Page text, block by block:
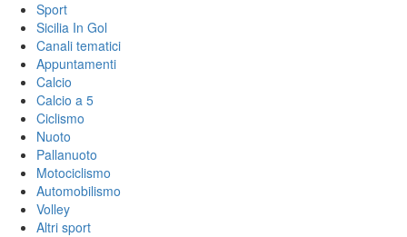
Sport
Sicilia In Gol
Canali tematici
Appuntamenti
Calcio
Calcio a 5
Ciclismo
Nuoto
Pallanuoto
Motociclismo
Automobilismo
Volley
Altri sport